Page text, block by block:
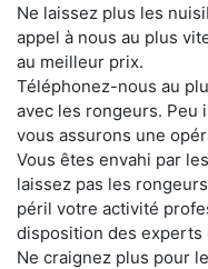
Ne laissez plus les
appel à nous au plus
au meilleur prix.
Téléphonez-nous au
avec les rongeurs. Peu
vous assurons une
Vous êtes envahi par
laissez pas les
péril votre activité
disposition des experts
Ne craignez plus pour